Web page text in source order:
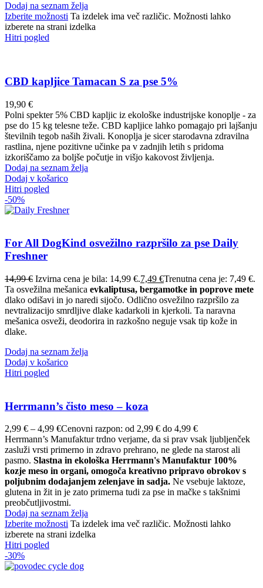
Dodaj na seznam želja
Izberite možnosti Ta izdelek ima več različic. Možnosti lahko
izberete na strani izdelka
Hitri pogled
CBD kapljice Tamacan S za pse 5%
19,90 €
Polni spekter 5% CBD kapljic iz ekološke industrijske konoplje - za
pse do 15 kg telesne teže. CBD kapljice lahko pomagajo pri lajšanju
številnih tegob naših živali. Konoplja je sicer starodavna zdravilna
rastlina, njene pozitivne učinke pa v zadnjih letih s pridoma
izkoriščamo za boljše počutje in višjo kakovost življenja.
Dodaj na seznam želja
Dodaj v košarico
Hitri pogled
-50%
For All DogKind osvežilno razpršilo za pse Daily
Freshner
14,99€ Izvirna cena je bila: 14,99 €.7,49 €Trenutna cena je: 7,49 €.
Ta osvežilna mešanica evkaliptusa, bergamotke in poprove mete
dlako odišavi in jo naredi sijočo. Odlično osvežilno razpršilo za
nevtralizacijo smrdljive dlake kadarkoli in kjerkoli. Ta naravna
mešanica osveži, deodorira in razkošno neguje vsak tip kože in
dlake.
Dodaj na seznam želja
Dodaj v košarico
Hitri pogled
Herrmann’s čisto meso – koza
2,99 € – 4,99 €Cenovni razpon: od 2,99 € do 4,99 €
Herrmann’s Manufaktur trdno verjame, da si prav vsak ljubljenček
zasluži vrsti primerno in zdravo prehrano, ne glede na starost ali
pasmo. Slastna in ekološka Herrmann's Manufaktur 100%
kozje meso in organi, omogoča kreativno pripravo obrokov s
poljubnim dodajanjem zelenjave in sadja. Ne vsebuje laktoze,
glutena in žit in je zato primerna tudi za pse in mačke s takšnimi
preobčutljivostmi.
Dodaj na seznam želja
Izberite možnosti Ta izdelek ima več različic. Možnosti lahko
izberete na strani izdelka
Hitri pogled
-30%